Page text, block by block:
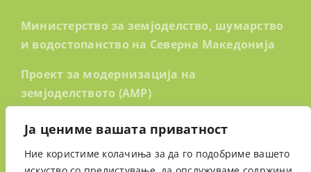
Ја цениме вашата приватност
Ние користиме колачиња за да го подобриме вашето
Министерство за земјоделство, шумарство
и водостопанство на Северна Македонија
Проект за модернизација на
земјоделството (AMP)
ул.”Ленинова” бр.2
1 000 Скопје, Северна Македонија